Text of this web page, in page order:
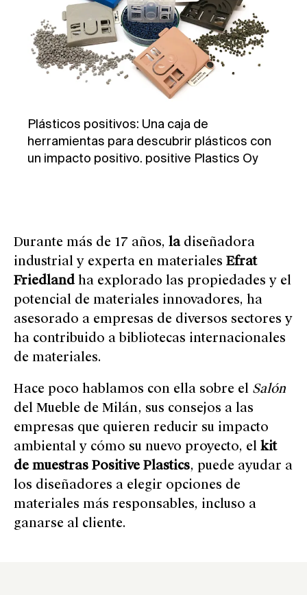
Plásticos positivos: Una caja de
herramientas para descubrir plásticos con
un impacto positivo. positive Plastics Oy
Durante más de 17 años, la diseñadora
industrial y experta en materiales Efrat
Friedlandha explorado las propiedades y el
potencial de materiales innovadores, ha
asesorado a empresas de diversos sectores y
ha contribuido a bibliotecas internacionales
de materiales.
Hace poco hablamos con ella sobre el Salón
del Mueble de Milán, sus consejos a las
empresas que quieren reducir su impacto
ambiental y cómo su nuevo proyecto, el kit
de muestras Positive Plastics, puede ayudar a
los diseñadores a elegir opciones de
materiales más responsables, incluso a
ganarse al cliente.